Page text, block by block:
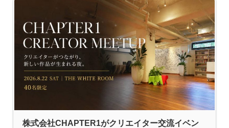
株式会社CHAPTER1がクリエイター交流イベン